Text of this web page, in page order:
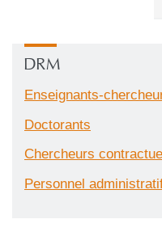
DRM
Enseignants-
Doctorants
Chercheurs
Personnel